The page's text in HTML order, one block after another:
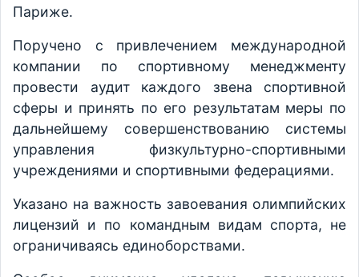
Париже.
Поручено с привлечением международной
компании по спортивному менеджменту
провести аудит каждого звена спортивной
сферы и принять по его результатам меры по
дальнейшему совершенствованию системы
управления физкультурно-спортивными
учреждениями и спортивными федерациями.
Указано на важность завоевания олимпийских
лицензий и по командным видам спорта, не
ограничиваясь единоборствами.